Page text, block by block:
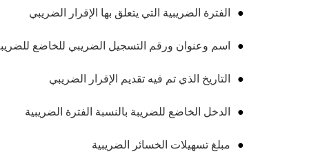
الفترة الضريبية التي يتعلق بها الإقرار الضريبي
اسم وعنوان ورقم التسجيل الضريبي للخاضع
التاريخ الذي تم فيه تقديم الإقرار الضريبي
الدخل الخاضع للضريبة بالنسبة الفترة الضريبية
مبلغ تسهيلات الخسائر الضريبية